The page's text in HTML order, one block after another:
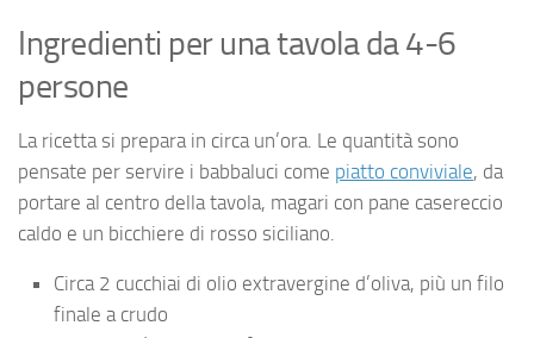
Ingredienti per una tavola da 4-6
persone
La ricetta si prepara in circa un’ora. Le quantità sono
pensate per servire i babbaluci come piatto conviviale, da
portare al centro della tavola, magari con pane casereccio
caldo e un bicchiere di rosso siciliano.
Circa 2 cucchiai di olio extravergine d’oliva, più un filo
finale a crudo